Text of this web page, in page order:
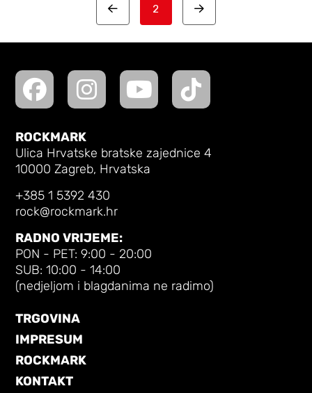
Prev 2 Next
ROCKMARK
Ulica Hrvatske bratske zajednice 4
10000 Zagreb, Hrvatska
+385 1 5392 430
rock@rockmark.hr
RADNO VRIJEME:
PON - PET: 9:00 - 20:00
SUB: 10:00 - 14:00
(nedjeljom i blagdanima ne radimo)
TRGOVINA
IMPRESUM
ROCKMARK
KONTAKT